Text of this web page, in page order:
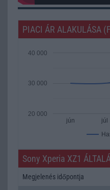
PIACI ÁR ALAKULÁSA
jún júl
20 000
30 000
40 000
Sony Xperia XZ1
Megjelenés időpontja